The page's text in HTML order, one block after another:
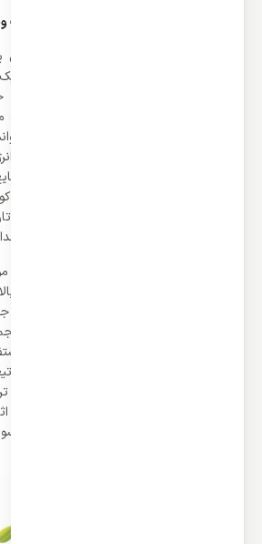
همانطور که شما می دانید مصرف
نکات و قابل توجه ترین بحث در خرید
امروزه کمپانی ها تمام سعی و
محصولاتی ارائه کنند که از کمترین
باشد. کمپانی وایت وستینگ هاوس
که یکی از کم مصرف ترین گرید ها در
وایت وستینگ هاوس کمپرسور های
استفاده از آن توانسته مصرف انرژی را به
کمپرسور های روتاری از بهترین موتور های
می باشد که از طول عمر بالا و کارایی
کمپرسورهای روتاری دارای مکانیزم
چرخشی هستند. معمولا در جاهایی که
از کمپرسورهای روتاری به جای پیستونی
نوع کمپرسور ها
کمپرس ماده مبرد انجام می گیرد، بدین
دریچه ورودی وارد کمپرسور می شود،
برخورد پره ها با گاز، آن را با فشار